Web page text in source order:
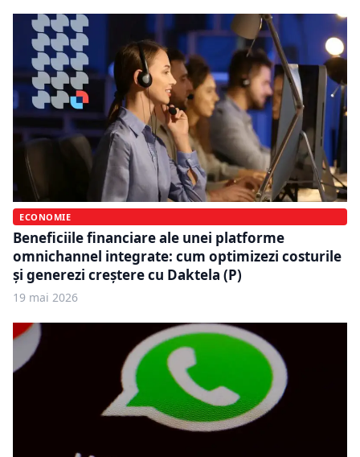
ECONOMIE
Beneficiile financiare ale unei platforme
omnichannel integrate: cum optimizezi costurile
și generezi creștere cu Daktela (P)
19 mai 2026